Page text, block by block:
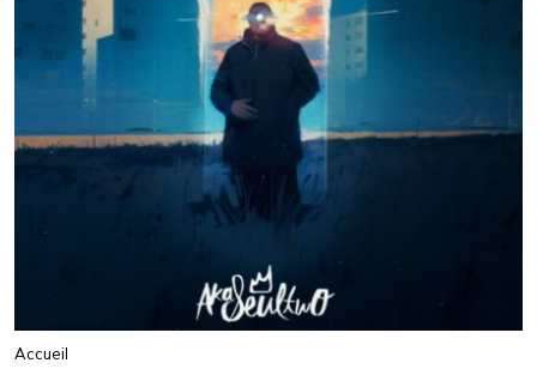
Accueil